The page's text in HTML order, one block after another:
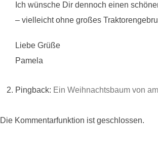
Ich wünsche Dir dennoch einen
– vielleicht ohne großes
Liebe Grüße
Pamela
Pingback: Ein Weihnachtsbaum von
Die Kommentarfunktion ist geschlossen.